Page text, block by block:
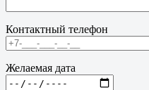
Контактный телефон
Желаемая дата